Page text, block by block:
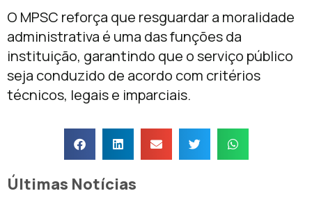
O MPSC reforça que resguardar a moralidade
administrativa é uma das funções da
instituição, garantindo que o serviço público
seja conduzido de acordo com critérios
técnicos, legais e imparciais.
Últimas Notícias